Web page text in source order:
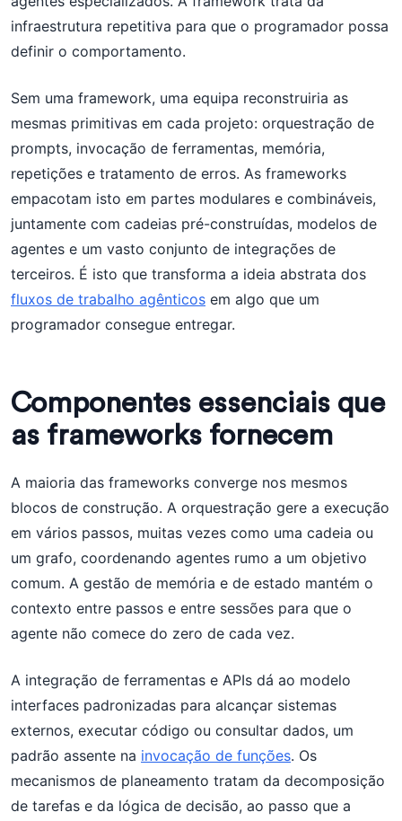
infraestrutura repetitiva para que o programador possa
definir o comportamento.
Sem uma framework, uma equipa reconstruiria as
mesmas primitivas em cada projeto: orquestração de
prompts, invocação de ferramentas, memória,
repetições e tratamento de erros. As frameworks
empacotam isto em partes modulares e combináveis,
juntamente com cadeias pré-construídas, modelos de
agentes e um vasto conjunto de integrações de
terceiros. É isto que transforma a ideia abstrata dos
fluxos de trabalho agênticos em algo que um
programador consegue entregar.
Componentes essenciais que
as frameworks fornecem
A maioria das frameworks converge nos mesmos
blocos de construção. A orquestração gere a execução
em vários passos, muitas vezes como uma cadeia ou
um grafo, coordenando agentes rumo a um objetivo
comum. A gestão de memória e de estado mantém o
contexto entre passos e entre sessões para que o
agente não comece do zero de cada vez.
A integração de ferramentas e APIs dá ao modelo
interfaces padronizadas para alcançar sistemas
externos, executar código ou consultar dados, um
padrão assente na invocação de funções. Os
mecanismos de planeamento tratam da decomposição
de tarefas e da lógica de decisão, ao passo que a